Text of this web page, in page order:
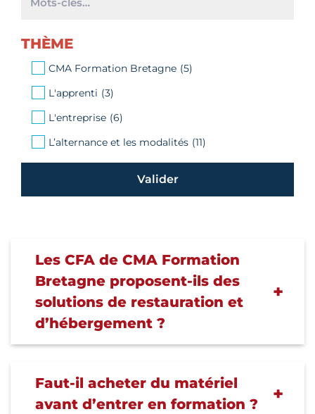
clés
THÈME
CMA Formation Bretagne (5)
L'apprenti (3)
L'entreprise (6)
L’alternance et les modalités (11)
Les CFA de CMA Formation
Bretagne proposent-ils des
solutions de restauration et
d’hébergement ?
Faut-il acheter du matériel
avant d’entrer en formation ?